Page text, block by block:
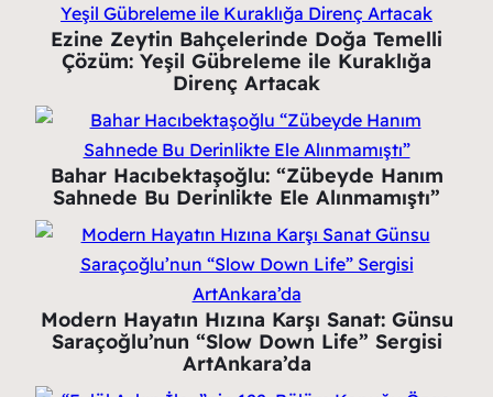
Ezine Zeytin Bahçelerinde Doğa Temelli
Çözüm: Yeşil Gübreleme ile Kuraklığa
Direnç Artacak
Bahar Hacıbektaşoğlu: “Zübeyde Hanım
Sahnede Bu Derinlikte Ele Alınmamıştı”
Modern Hayatın Hızına Karşı Sanat: Günsu
Saraçoğlu’nun “Slow Down Life” Sergisi
ArtAnkara’da